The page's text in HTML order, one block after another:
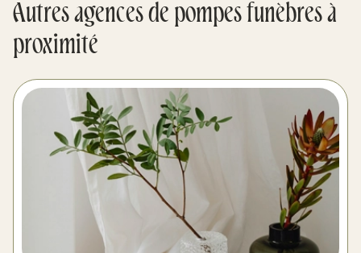
Autres agences de pompes funèbres à
proximité